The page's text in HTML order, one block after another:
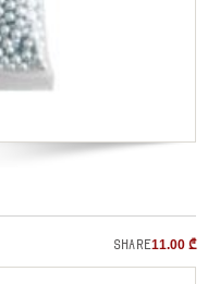
11.00 ₾
Share